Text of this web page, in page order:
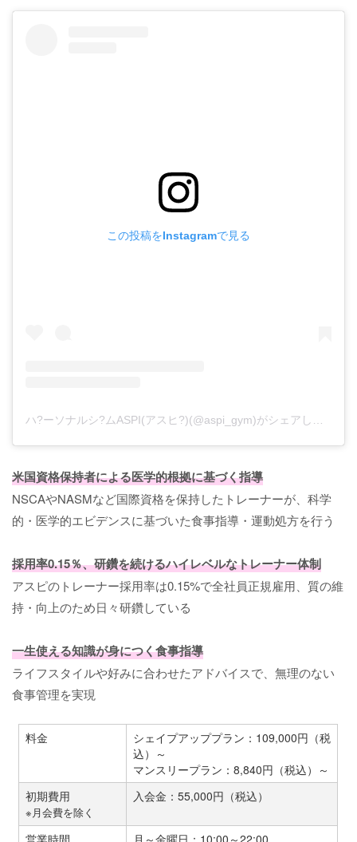
この投稿をInstagramで見る
米国資格保持者による医学的根拠に基づく指導
NSCAやNASMなど国際資格を保持したトレーナーが、科学
的・医学的エビデンスに基づいた食事指導・運動処方を行う
採用率0.15％、研鑽を続けるハイレベルなトレーナー体制
アスピのトレーナー採用率は0.15%で全社員正規雇用、質の維
持・向上のため日々研鑽している
一生使える知識が身につく食事指導
ライフスタイルや好みに合わせたアドバイスで、無理のない
食事管理を実現
料金
シェイプアッププラン：109,000円（税
込）～
マンスリープラン：8,840円（税込）～
初期費用
※月会費を除く
入会金：55,000円（税込）
営業時間
月～金曜日：10:00～22:00